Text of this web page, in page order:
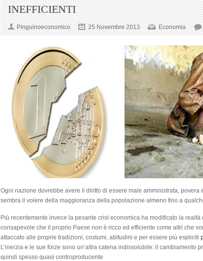
INEFFICIENTI
Pinguinoeconomico 25 Novembre 2013 Economia
Ogni nazione dovrebbe avere il diritto di essere male amministrata, povera
sembra il volere della maggioranza della popolazione almeno fino a
Più recentemente invece la pesante crisi economica ha modificato la
consapevole che il proprio Paese non è ricco ed efficiente come altri che
attaccato alle proprie tradizioni, costumi, abitudini e per essere più espliciti
L’inerzia e le sue forze sono un’altra catena indissolubile: il cambiamento
quindi spesso quasi controproducente.